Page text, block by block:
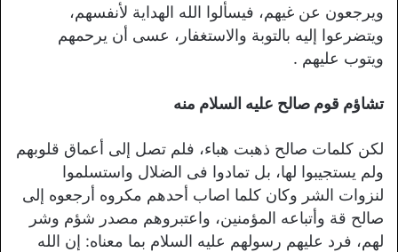
ويرجعون عن غيهم، فيسألوا الله الهداية لأنفسهم،
ويتضرعوا إليه بالتوبة والاستغفار، عسى أن يرحمهم
ويتوب عليهم .
تشاؤم قوم صالح عليه السلام منه
لكن كلمات صالح ذهبت هباء، فلم تصل إلى أعماق قلوبهم
ولم يستجيبوا لها، بل تمادوا فى الضلال واستسلموا
لنزوات الشر وكان كلما اصاب أحدهم مكروه أرجعوه إلى
صالح قة وأتباعه المؤمنين، واعتبروهم مصدر شؤم وشر
لهم، فرد عليهم رسولهم عليه السلام بما معناه: إن الله